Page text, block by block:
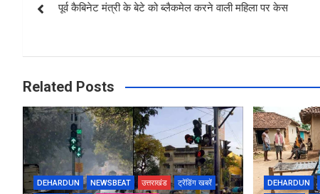
navigation
पूर्व कैबिनेट मंत्री के बेटे को ब्लैकमेल करने वाली महिला पर केस
Related Posts
DEHARDUN NEWSBEAT उत्तराखंड
ट्रेंडिंग खबरें
DEHARDUN